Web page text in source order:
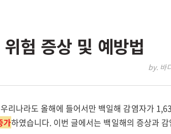
험 증상 및 예방법
by. 바
리나라도 올해에 들어서만 백일해 감염자가
가하였습니다. 이번 글에서는 백일해의 증상과 감